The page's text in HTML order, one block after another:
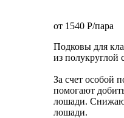
от 1540 P/пара
Подковы для
из полукруглой
За счет особой
помогают
лошади.
лошади.